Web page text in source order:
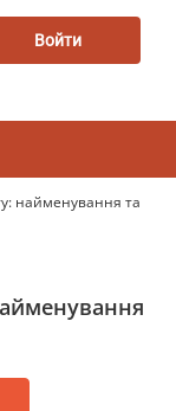
Войти
найменування та